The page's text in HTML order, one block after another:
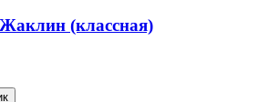
(классная)